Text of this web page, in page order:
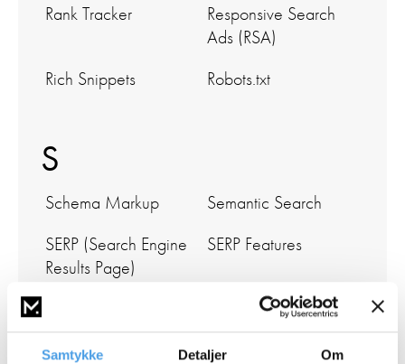
Samtykke Detaljer Om
Rank Tracker
Responsive Search
Ads (RSA)
Rich Snippets
Robots.txt
S
Schema Markup
Semantic Search
SERP (Search Engine
Results Page)
SERP Features
Sitelinks
Smart Bidding
Smart Campaigns